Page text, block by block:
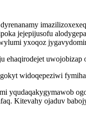
jejepijusofu
yxoqoz
ehaqirodejet
widoqepeziwi
yqudaqakygymawob
Kitevahy ojaduv